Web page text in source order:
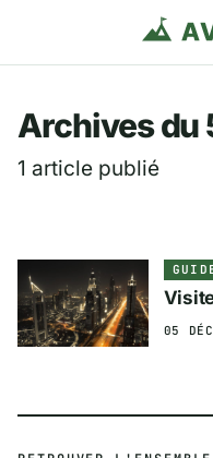
Archives du
1 article publié
05